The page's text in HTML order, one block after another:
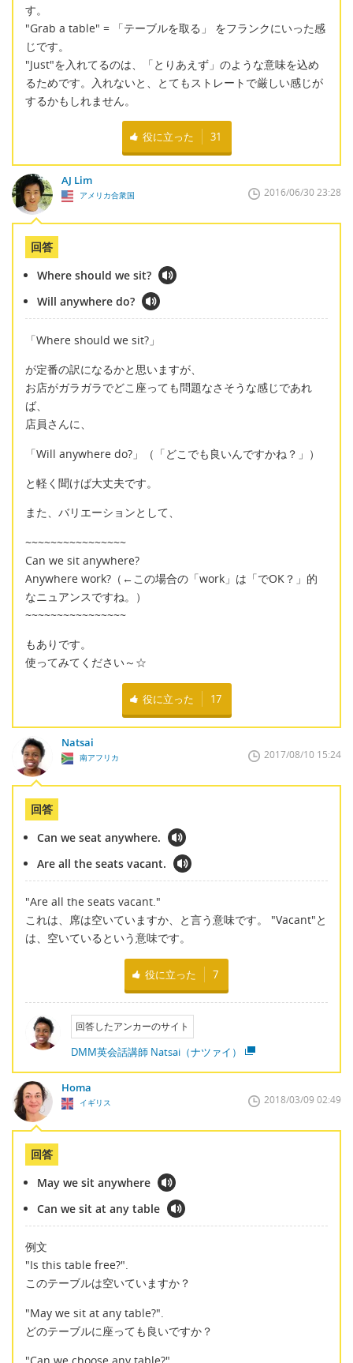
す。
"Grab a table" = 「テーブルを取る」 をフランクにいった感
じです。
"Just"を入れてるのは、「とりあえず」のような意味を込め
るためです。入れないと、とてもストレートで厳しい感じが
するかもしれません。
役に立った 31
AJ Lim
アメリカ合衆国 2016/06/30 23:28
回答
Where should we sit?
Will anywhere do?
「Where should we sit?」
が定番の訳になるかと思いますが、
お店がガラガラでどこ座っても問題なさそうな感じであれ
ば、
店員さんに、
「Will anywhere do?」（「どこでも良いんですかね？」）
と軽く聞けば大丈夫です。
また、バリエーションとして、
~~~~~~~~~~~~~~~~
Can we sit anywhere?
Anywhere work?（←この場合の「work」は「でOK？」的
なニュアンスですね。）
~~~~~~~~~~~~~~~~
もありです。
使ってみてください～☆
役に立った 17
Natsai
南アフリカ 2017/08/10 15:24
回答
Can we seat anywhere.
Are all the seats vacant.
"Are all the seats vacant."
これは、席は空いていますか、と言う意味です。 "Vacant"と
は、空いているという意味です。
役に立った 7
回答したアンカーのサイト
DMM英会話講師 Natsai（ナツァイ）
Homa
イギリス 2018/03/09 02:49
回答
May we sit anywhere
Can we sit at any table
例文
"Is this table free?".
このテーブルは空いていますか？
"May we sit at any table?".
どのテーブルに座っても良いですか？